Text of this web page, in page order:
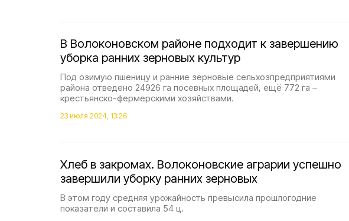
В Волоконовском районе подходит к завершению
уборка ранних зерновых культур
Под озимую пшеницу и ранние зерновые сельхозпредприятиями
района отведено 24926 га посевных площадей, ещё 772 га –
крестьянско-фермерскими хозяйствами.
23 июля 2024, 13:26
Хлеб в закромах. Волоконовские аграрии успешно
завершили уборку ранних зерновых
В этом году средняя урожайность превысила прошлогодние
показатели и составила 54 ц.